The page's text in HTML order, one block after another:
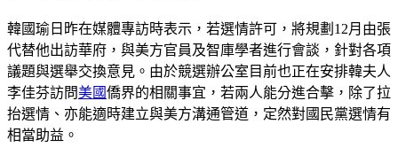
韓國瑜日昨在媒體專訪時表示，若選情許可，將規劃12月由張
代替他出訪華府，與美方官員及智庫學者進行會談，針對各項
議題與選舉交換意見。由於競選辦公室目前也正在安排韓夫人
李佳芬訪問美國僑界的相關事宜，若兩人能分進合擊，除了拉
抬選情、亦能適時建立與美方溝通管道，定然對國民黨選情有
相當助益。